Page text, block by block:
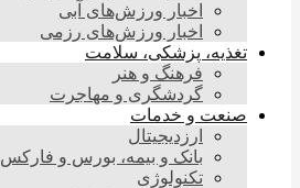
اخبار ورزش‌های آبی
اخبار ورزش‌های رزمی
تغذیه، پزشکی، سلامت
فرهنگ و هنر
گردشگری و مهاجرت
صنعت و خدمات
ارزدیجیتال
بانک و بیمه، بورس و فارکس
تکنولوژی